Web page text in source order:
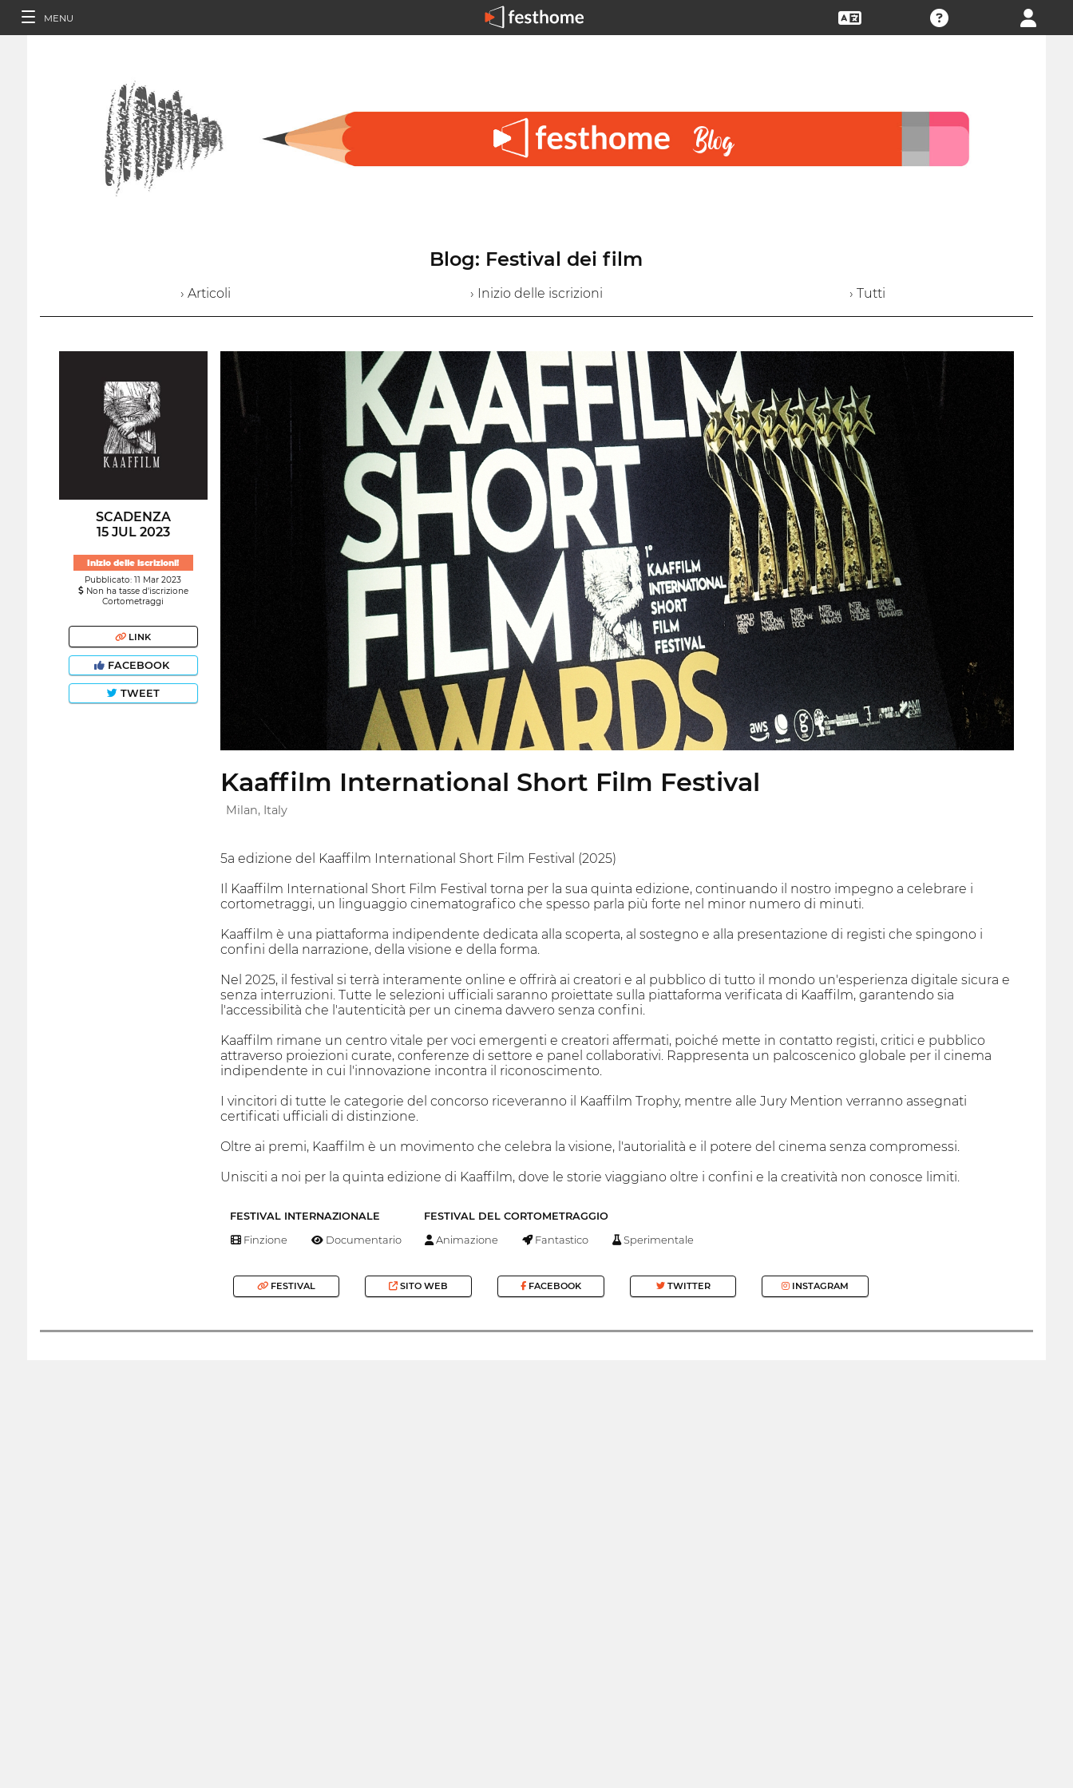
MENU
Blog: Festival dei film
› Articoli › Inizio delle iscrizioni › Tutti
SCADENZA
15 JUL 2023
Inizio delle iscrizioni!
Pubblicato: 11 Mar 2023
Non ha tasse d'iscrizione
Cortometraggi
LINK
FACEBOOK
TWEET
Kaaffilm International Short Film Festival
Milan, Italy
5a edizione del Kaaffilm International Short Film Festival (2025)
Il Kaaffilm International Short Film Festival torna per la sua quinta edizione, continuando il nostro impegno a celebrare i
cortometraggi, un linguaggio cinematografico che spesso parla più forte nel minor numero di minuti.
Kaaffilm è una piattaforma indipendente dedicata alla scoperta, al sostegno e alla presentazione di registi che spingono i
confini della narrazione, della visione e della forma.
Nel 2025, il festival si terrà interamente online e offrirà ai creatori e al pubblico di tutto il mondo un'esperienza digitale sicura e
senza interruzioni. Tutte le selezioni ufficiali saranno proiettate sulla piattaforma verificata di Kaaffilm, garantendo sia
l'accessibilità che l'autenticità per un cinema davvero senza confini.
Kaaffilm rimane un centro vitale per voci emergenti e creatori affermati, poiché mette in contatto registi, critici e pubblico
attraverso proiezioni curate, conferenze di settore e panel collaborativi. Rappresenta un palcoscenico globale per il cinema
indipendente in cui l'innovazione incontra il riconoscimento.
I vincitori di tutte le categorie del concorso riceveranno il Kaaffilm Trophy, mentre alle Jury Mention verranno assegnati
certificati ufficiali di distinzione.
Oltre ai premi, Kaaffilm è un movimento che celebra la visione, l'autorialità e il potere del cinema senza compromessi.
Unisciti a noi per la quinta edizione di Kaaffilm, dove le storie viaggiano oltre i confini e la creatività non conosce limiti.
FESTIVAL INTERNAZIONALE FESTIVAL DEL CORTOMETRAGGIO
Finzione Documentario Animazione Fantastico Sperimentale
FESTIVAL SITO WEB FACEBOOK TWITTER INSTAGRAM